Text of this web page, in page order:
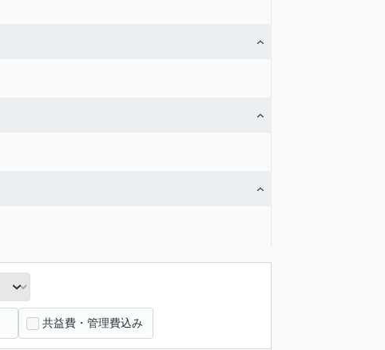
共益費・管理費込み